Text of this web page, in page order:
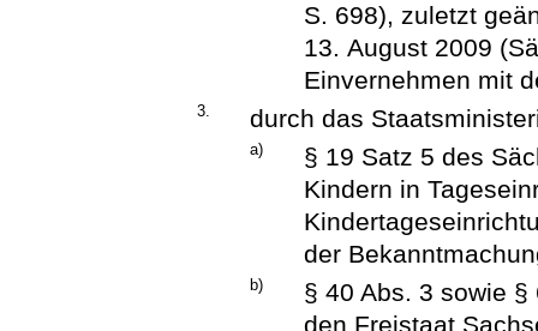
S. 698), zuletzt
13. August 2009
Einvernehmen mit
3. durch das
a)
§ 19 Satz 5 des
Kindern in
der
b)
§ 40 Abs. 3 sowie
den Freistaat